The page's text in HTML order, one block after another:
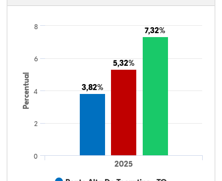
Percentual 3,82%
3,82%
5,32%
5,32%
7,32%
7,32%
2025
0
2
4
6
8